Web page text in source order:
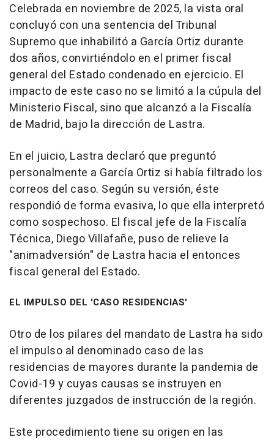
Celebrada en noviembre de 2025, la vista oral
concluyó con una sentencia del Tribunal
Supremo que inhabilitó a García Ortiz durante
dos años, convirtiéndolo en el primer fiscal
general del Estado condenado en ejercicio. El
impacto de este caso no se limitó a la cúpula del
Ministerio Fiscal, sino que alcanzó a la Fiscalía
de Madrid, bajo la dirección de Lastra.
En el juicio, Lastra declaró que preguntó
personalmente a García Ortiz si había filtrado los
correos del caso. Según su versión, éste
respondió de forma evasiva, lo que ella interpretó
como sospechoso. El fiscal jefe de la Fiscalía
Técnica, Diego Villafañe, puso de relieve la
"animadversión" de Lastra hacia el entonces
fiscal general del Estado.
EL IMPULSO DEL 'CASO RESIDENCIAS'
Otro de los pilares del mandato de Lastra ha sido
el impulso al denominado caso de las
residencias de mayores durante la pandemia de
Covid-19 y cuyas causas se instruyen en
diferentes juzgados de instrucción de la región.
Este procedimiento tiene su origen en las